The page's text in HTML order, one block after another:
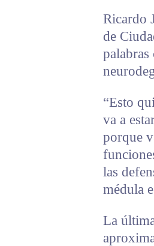
Ricardo
de
“Esto
va a
porque
las
médula
La